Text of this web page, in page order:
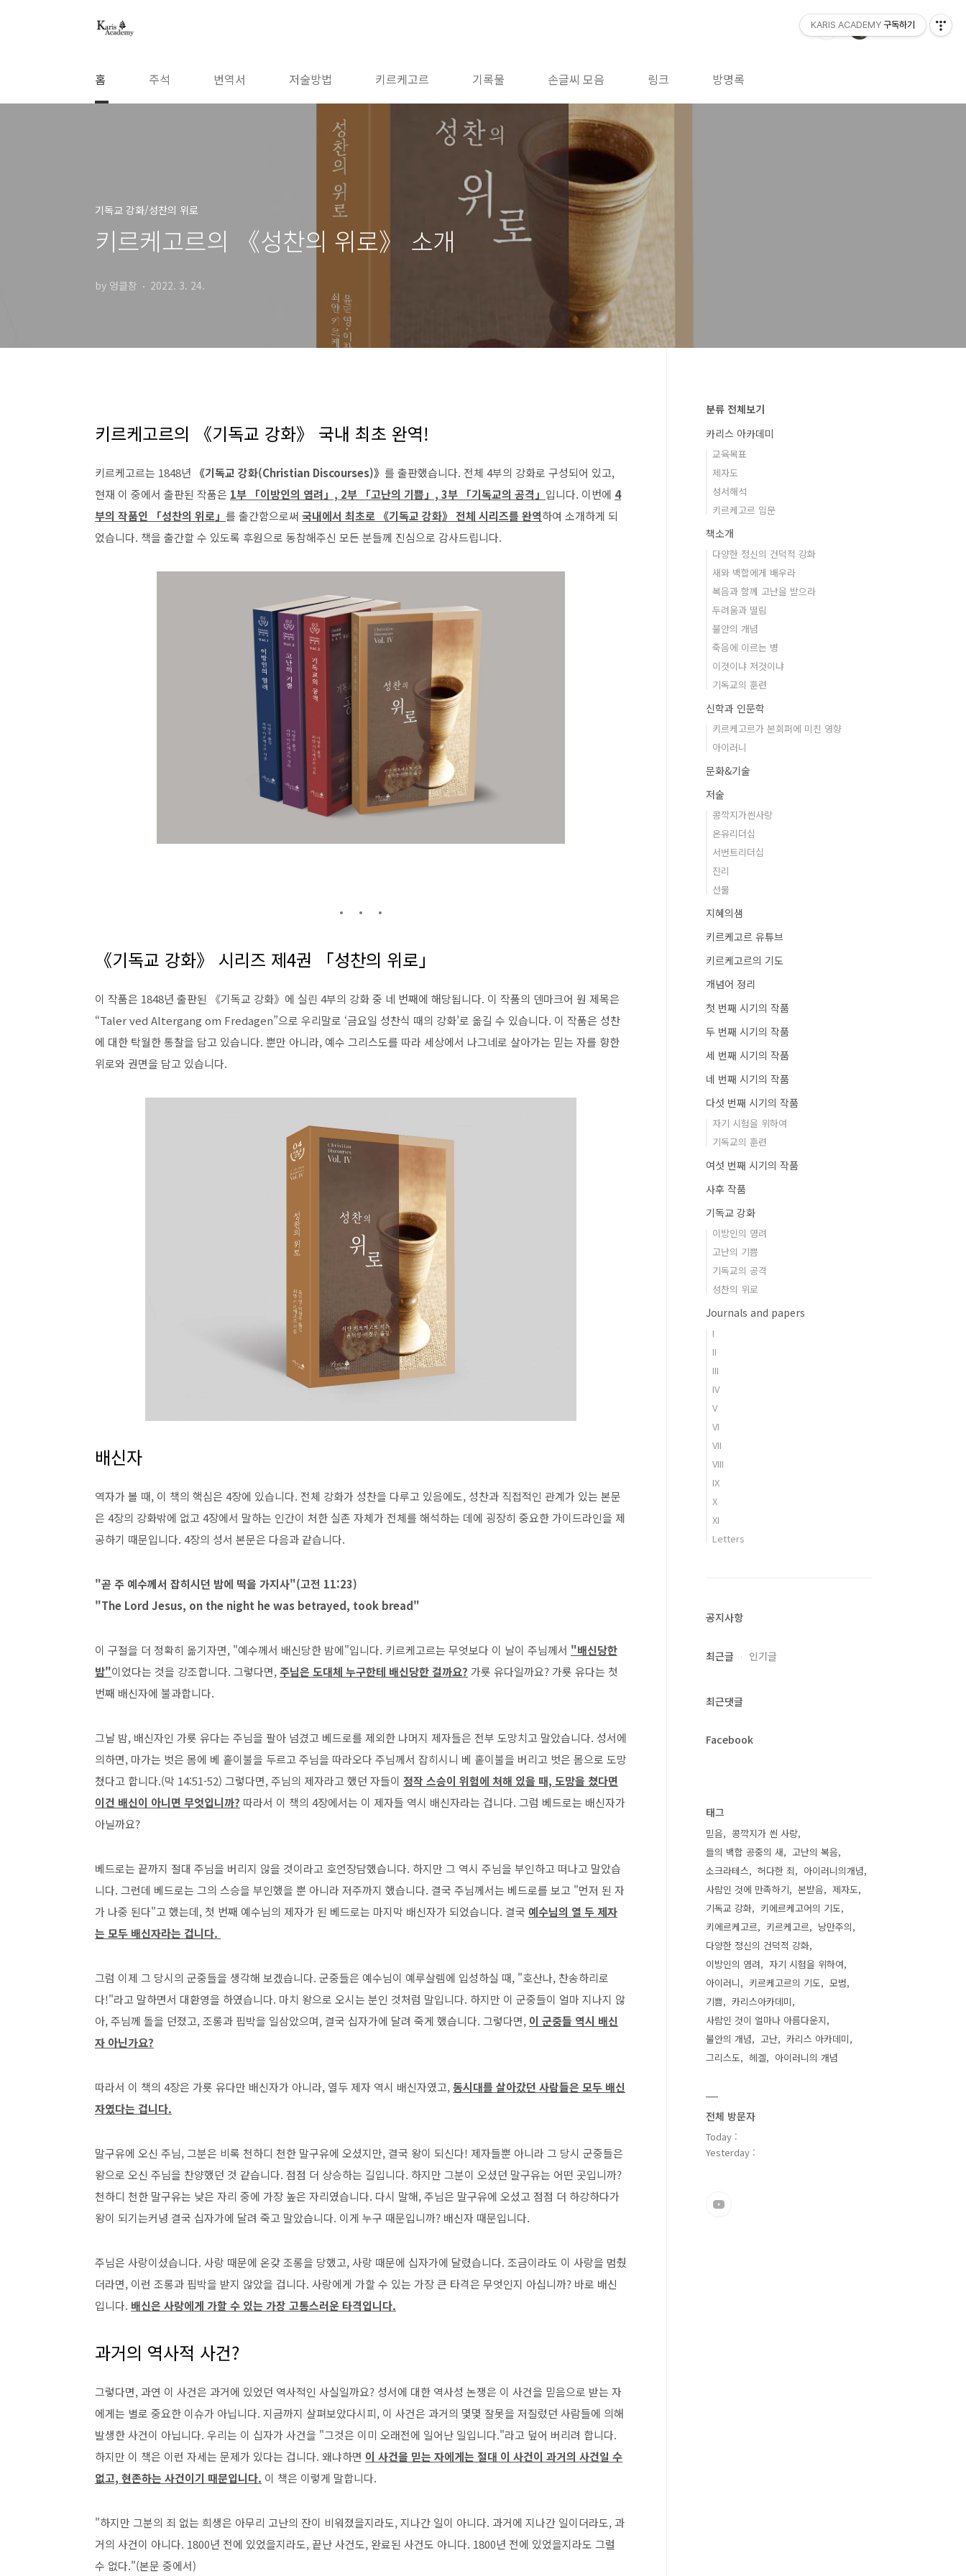
홈 주석 번역서 저술방법 키르케고르 기록물 손글씨 모음 링크 방명록
기독교 강화/성찬의 위로
키르케고르의 《성찬의 위로》 소개
by 엉클창 2022. 3. 24.
키르케고르의 《기독교 강화》 국내 최초 완역!
키르케고르는 1848년 《기독교 강화(Christian Discourses)》 를 출판했습니다. 전체 4부의 강화로 구성되어 있고,
현재 이 중에서 출판된 작품은 1부 「이방인의 염려」, 2부 「고난의 기쁨」, 3부 「기독교의 공격」 입니다. 이번에 4
부의 작품인 「성찬의 위로」 를 출간함으로써 국내에서 최초로 《기독교 강화》 전체 시리즈를 완역하여 소개하게 되
었습니다. 책을 출간할 수 있도록 후원으로 동참해주신 모든 분들께 진심으로 감사드립니다.
《기독교 강화》 시리즈 제4권 「성찬의 위로」
이 작품은 1848년 출판된 《기독교 강화》에 실린 4부의 강화 중 네 번째에 해당됩니다. 이 작품의 덴마크어 원 제목은
“Taler ved Altergang om Fredagen”으로 우리말로 ‘금요일 성찬식 때의 강화’로 옮길 수 있습니다. 이 작품은 성찬
에 대한 탁월한 통찰을 담고 있습니다. 뿐만 아니라, 예수 그리스도를 따라 세상에서 나그네로 살아가는 믿는 자를 향한
위로와 권면을 담고 있습니다.
배신자
역자가 볼 때, 이 책의 핵심은 4장에 있습니다. 전체 강화가 성찬을 다루고 있음에도, 성찬과 직접적인 관계가 있는 본문
은 4장의 강화밖에 없고 4장에서 말하는 인간이 처한 실존 자체가 전체를 해석하는 데에 굉장히 중요한 가이드라인을 제
공하기 때문입니다. 4장의 성서 본문은 다음과 같습니다.
"곧 주 예수께서 잡히시던 밤에 떡을 가지사"(고전 11:23)
"The Lord Jesus, on the night he was betrayed, took bread"
이 구절을 더 정확히 옮기자면, "예수께서 배신당한 밤에"입니다. 키르케고르는 무엇보다 이 날이 주님께서 "배신당한
밤"이었다는 것을 강조합니다. 그렇다면,주님은 도대체 누구한테 배신당한 걸까요? 가룟 유다일까요? 가룟 유다는 첫
번째 배신자에 불과합니다.
그날 밤, 배신자인 가룟 유다는 주님을 팔아 넘겼고 베드로를 제외한 나머지 제자들은 전부 도망치고 말았습니다. 성서에
의하면, 마가는 벗은 몸에 베 홑이불을 두르고 주님을 따라오다 주님께서 잡히시니 베 홑이불을 버리고 벗은 몸으로 도망
쳤다고 합니다.(막 14:51-52) 그렇다면, 주님의 제자라고 했던 자들이 정작 스승이 위험에 처해 있을 때, 도망을 쳤다면
이건 배신이 아니면 무엇입니까? 따라서 이 책의 4장에서는 이 제자들 역시 배신자라는 겁니다. 그럼 베드로는 배신자가
아닐까요?
베드로는 끝까지 절대 주님을 버리지 않을 것이라고 호언장담했습니다. 하지만 그 역시 주님을 부인하고 떠나고 말았습
니다. 그런데 베드로는 그의 스승을 부인했을 뿐 아니라 저주까지 했습니다. 결국 주님께서는 베드로를 보고 "먼저 된 자
가 나중 된다"고 했는데, 첫 번째 예수님의 제자가 된 베드로는 마지막 배신자가 되었습니다. 결국 예수님의 열 두 제자
는 모두 배신자라는 겁니다.
그럼 이제 그 당시의 군중들을 생각해 보겠습니다. 군중들은 예수님이 예루살렘에 입성하실 때, "호산나, 찬송하리로
다!"라고 말하면서 대환영을 하였습니다. 마치 왕으로 오시는 분인 것처럼 말입니다. 하지만 이 군중들이 얼마 지나지 않
아, 주님께 돌을 던졌고, 조롱과 핍박을 일삼았으며, 결국 십자가에 달려 죽게 했습니다. 그렇다면, 이 군중들 역시 배신
자 아닌가요?
따라서 이 책의 4장은 가룟 유다만 배신자가 아니라, 열두 제자 역시 배신자였고,동시대를 살아갔던 사람들은 모두 배신
자였다는 겁니다.
말구유에 오신 주님, 그분은 비록 천하디 천한 말구유에 오셨지만, 결국 왕이 되신다! 제자들뿐 아니라 그 당시 군중들은
왕으로 오신 주님을 찬양했던 것 같습니다. 점점 더 상승하는 길입니다. 하지만 그분이 오셨던 말구유는 어떤 곳입니까?
천하디 천한 말구유는 낮은 자리 중에 가장 높은 자리였습니다. 다시 말해, 주님은 말구유에 오셨고 점점 더 하강하다가
왕이 되기는커녕 결국 십자가에 달려 죽고 말았습니다. 이게 누구 때문입니까? 배신자 때문입니다.
주님은 사랑이셨습니다. 사랑 때문에 온갖 조롱을 당했고, 사랑 때문에 십자가에 달렸습니다. 조금이라도 이 사랑을 멈췄
더라면, 이런 조롱과 핍박을 받지 않았을 겁니다. 사랑에게 가할 수 있는 가장 큰 타격은 무엇인지 아십니까? 바로 배신
입니다. 배신은 사랑에게 가할 수 있는 가장 고통스러운 타격입니다.
과거의 역사적 사건?
그렇다면, 과연 이 사건은 과거에 있었던 역사적인 사실일까요? 성서에 대한 역사성 논쟁은 이 사건을 믿음으로 받는 자
에게는 별로 중요한 이슈가 아닙니다. 지금까지 살펴보았다시피, 이 사건은 과거의 몇몇 잘못을 저질렀던 사람들에 의해
발생한 사건이 아닙니다. 우리는 이 십자가 사건을 "그것은 이미 오래전에 일어난 일입니다."라고 덮어 버리려 합니다.
하지만 이 책은 이런 자세는 문제가 있다는 겁니다. 왜냐하면 이 사건을 믿는 자에게는 절대 이 사건이 과거의 사건일 수
없고, 현존하는 사건이기 때문입니다. 이 책은 이렇게 말합니다.
"하지만 그분의 죄 없는 희생은 아무리 고난의 잔이 비워졌을지라도, 지나간 일이 아니다. 과거에 지나간 일이더라도, 과
거의 사건이 아니다. 1800년 전에 있었을지라도, 끝난 사건도, 완료된 사건도 아니다. 1800년 전에 있었을지라도 그럴
수 없다."(본문 중에서)
분류 전체보기
카리스 아카데미
교육목표
제자도
성서해석
키르케고르 입문
책소개
다양한 정신의 건덕적 강화
새와 백합에게 배우라
복음과 함께 고난을 받으라
두려움과 떨림
불안의 개념
죽음에 이르는 병
이것이냐 저것이냐
기독교의 훈련
신학과 인문학
키르케고르가 본회퍼에 미친 영향
아이러니
문화&기술
저술
콩깍지가씐사랑
온유리더십
서번트리더십
진리
선물
지혜의샘
키르케고르 유튜브
키르케고르의 기도
개념어 정리
첫 번째 시기의 작품
두 번째 시기의 작품
세 번째 시기의 작품
네 번째 시기의 작품
다섯 번째 시기의 작품
자기 시험을 위하여
기독교의 훈련
여섯 번째 시기의 작품
사후 작품
기독교 강화
이방인의 염려
고난의 기쁨
기독교의 공격
성찬의 위로
Journals and papers
I
II
III
IV
V
VI
VII
VIII
IX
X
XI
Letters
공지사항
최근글 인기글
최근댓글
Facebook
태그
믿음
콩깍지가 씐 사랑
들의 백합 공중의 새
고난의 복음
소크라테스
허다한 죄
아이러니의개념
사람인 것에 만족하기
본받음
제자도
기독교 강화
키에르케고어의 기도
키에르케고르
키르케고르
낭만주의
다양한 정신의 건덕적 강화
이방인의 염려
자기 시험을 위하여
아이러니
키르케고르의 기도
모범
기쁨
카리스아카데미
사람인 것이 얼마나 아름다운지
불안의 개념
고난
카리스 아카데미
그리스도
헤겔 아이러니의 개념
전체 방문자
Today :
Yesterday :
KARIS ACADEMY 구독하기